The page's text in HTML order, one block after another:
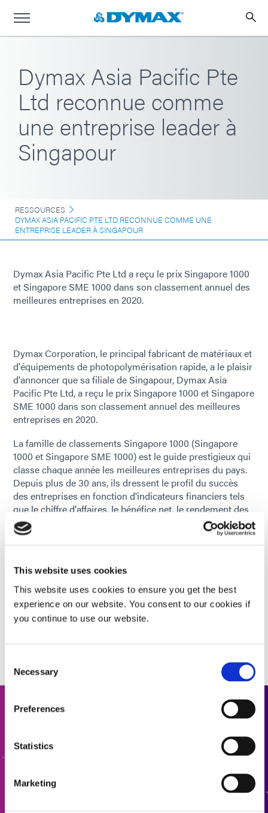
This website uses cookies
This website uses cookies to ensure you get the best
experience on our website. You consent to our cookies if
you continue to use our website.
Selection
Necessary
Preferences
Statistics
Marketing
Dymax Asia Pacific Pte
Ltd reconnue comme
une entreprise leader à
Singapour
RESSOURCES
DYMAX ASIA PACIFIC PTE LTD RECONNUE COMME UNE
ENTREPRISE LEADER À SINGAPOUR
Dymax Asia Pacific Pte Ltd a reçu le prix Singapore 1000
et Singapore SME 1000 dans son classement annuel des
meilleures entreprises en 2020.
Dymax Corporation, le principal fabricant de matériaux et
d'équipements de photopolymérisation rapide, a le plaisir
d'annoncer que sa filiale de Singapour, Dymax Asia
Pacific Pte Ltd, a reçu le prix Singapore 1000 et Singapore
SME 1000 dans son classement annuel des meilleures
entreprises en 2020.
La famille de classements Singapore 1000 (Singapore
1000 et Singapore SME 1000) est le guide prestigieux qui
classe chaque année les meilleures entreprises du pays.
Depuis plus de 30 ans, ils dressent le profil du succès
des entreprises en fonction d'indicateurs financiers tels
que le chiffre d'affaires, le bénéfice net, le rendement des
capitaux propres et le chiffre d'affaires à l'étranger.
Prenant en compte toutes les entreprises et n'exigeant
pour arriver aux 1 000 meilleures entreprises et PME de
Singapour. Les classements sont partagés publiquement
et distribués aux secteurs gouvernementaux, aux
ambassades, aux organisations commerciales, aux
banques, aux universités et aux bibliothèques.
Vous souhaitez en savoir plus ou avez des questions ?